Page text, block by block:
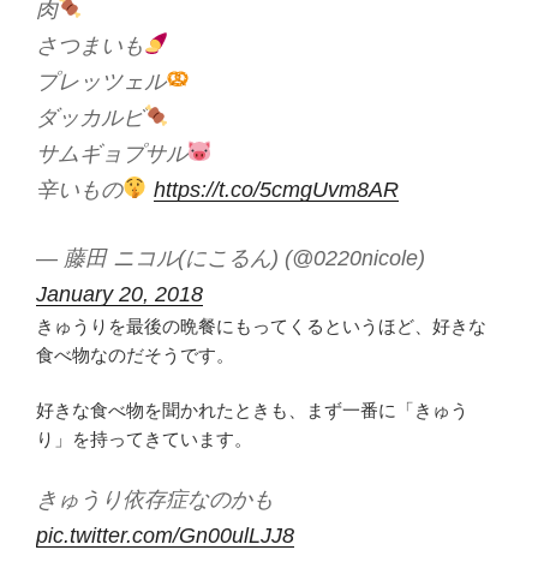
肉
さつまいも
プレッツェル
ダッカルビ
サムギョプサル
辛いもの
https://t.co/5cmgUvm8AR
— 藤田 ニコル(にこるん) (@0220nicole)
January 20, 2018
きゅうりを最後の晩餐にもってくるというほど、好きな
食べ物なのだそうです。
好きな食べ物を聞かれたときも、まず一番に「きゅう
り」を持ってきています。
きゅうり依存症なのかも
pic.twitter.com/Gn00ulLJJ8